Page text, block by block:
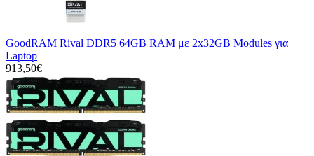
GoodRAM Rival DDR5 64GB RAM με 2x32GB Modules για
Laptop
913,50€